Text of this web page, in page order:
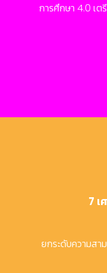
การศึกษา 4.0 เ
7 เ
ยกระดับความสา